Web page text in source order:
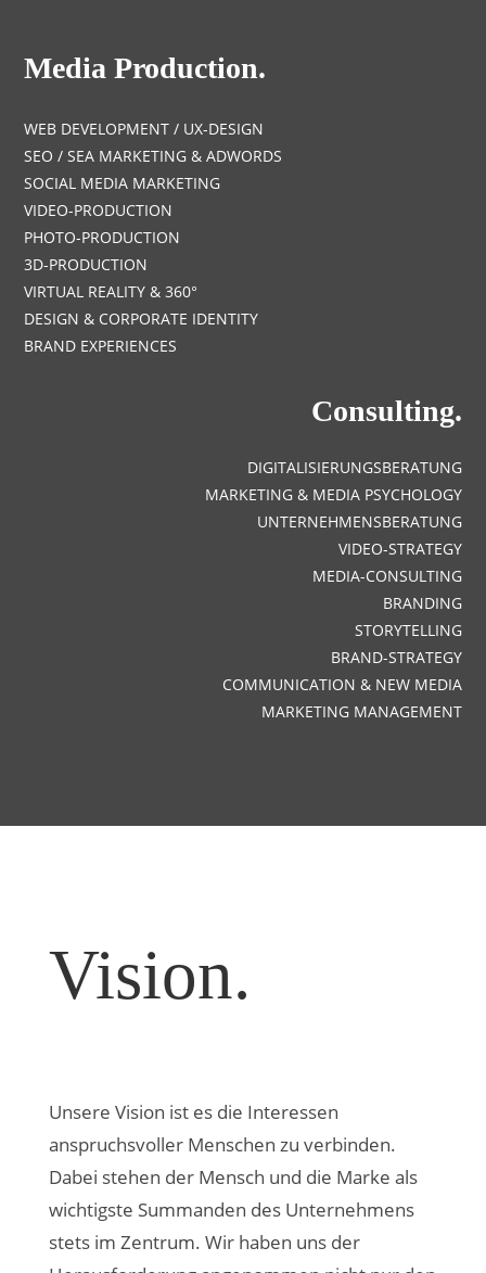
Media Production.
WEB DEVELOPMENT / UX-DESIGN
SEO / SEA MARKETING & ADWORDS
SOCIAL MEDIA MARKETING
VIDEO-PRODUCTION
PHOTO-PRODUCTION
3D-PRODUCTION
VIRTUAL REALITY & 360°
DESIGN & CORPORATE IDENTITY
BRAND EXPERIENCES
Consulting.
DIGITALISIERUNGSBERATUNG
MARKETING & MEDIA PSYCHOLOGY
UNTERNEHMENSBERATUNG
VIDEO-STRATEGY
MEDIA-CONSULTING
BRANDING
STORYTELLING
BRAND-STRATEGY
COMMUNICATION & NEW MEDIA
MARKETING MANAGEMENT
Vision.
Unsere Vision ist es die Interessen
anspruchsvoller Menschen zu verbinden.
Dabei stehen der Mensch und die Marke als
wichtigste Summanden des Unternehmens
stets im Zentrum. Wir haben uns der